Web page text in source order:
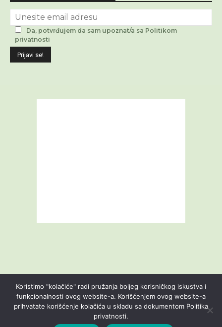
Da, potvrđujem da sam upoznat/a sa Politikom
privatnosti
Livestream Blog O nama
Kontakt
Uslovi korišćenja
Politika privatnosti
Koristimo "kolačiće" radi pružanja boljeg korisničkog iskustva i
funkcionalnosti ovog website-a. Korišćenjem ovog website-a
prihvatate korišćenje kolačića u skladu sa dokumentom Politika
privatnosti.